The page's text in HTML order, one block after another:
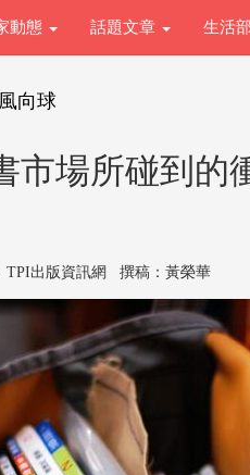
動態 話題文章 生活
向球
市場所碰到的
TPI出版資訊網 撰稿：黃榮華